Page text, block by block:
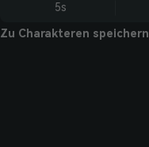
5s
Zu Charakteren speichern